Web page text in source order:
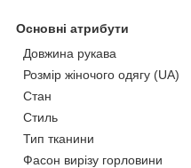
Основні атрибути
Довжина рукава
Розмір жіночого одягу (UA)
Стан
Стиль
Тип тканини
Фасон вирізу горловини